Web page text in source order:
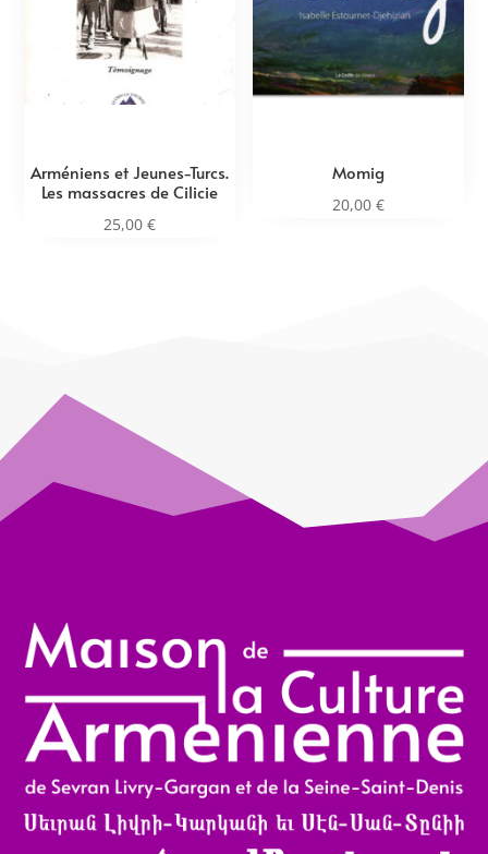
Arméniens et Jeunes-Turcs.
Les massacres de Cilicie
25,00€
Momig
20,00 €